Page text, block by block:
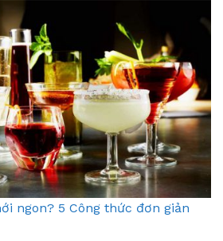
ngon? 5 Công thức đơn giản